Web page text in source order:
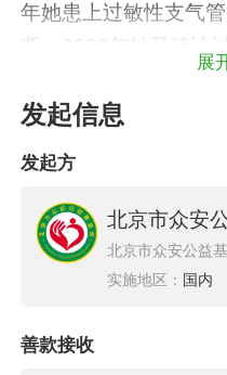
年她患上过敏性支气
断；2023年她又确诊
病，家里耗尽了所有
父母肩上，白天种地
记忆。
“我想退学打工”，
无数次。看着父母日
重的负担，她不止一
担。但每次，父母都
展
发起信息
发起方
北京市众安
北京市众安公益
实施地区： 国内
善款接收